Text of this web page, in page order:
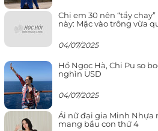
Chị em 30 nên “tẩy
này: Mặc vào trông vừa
04/07/2025
Hồ Ngọc Hà, Chi Pu so
nghìn USD
04/07/2025
Ái nữ đại gia Minh Nhựa
mang bầu con thứ 4